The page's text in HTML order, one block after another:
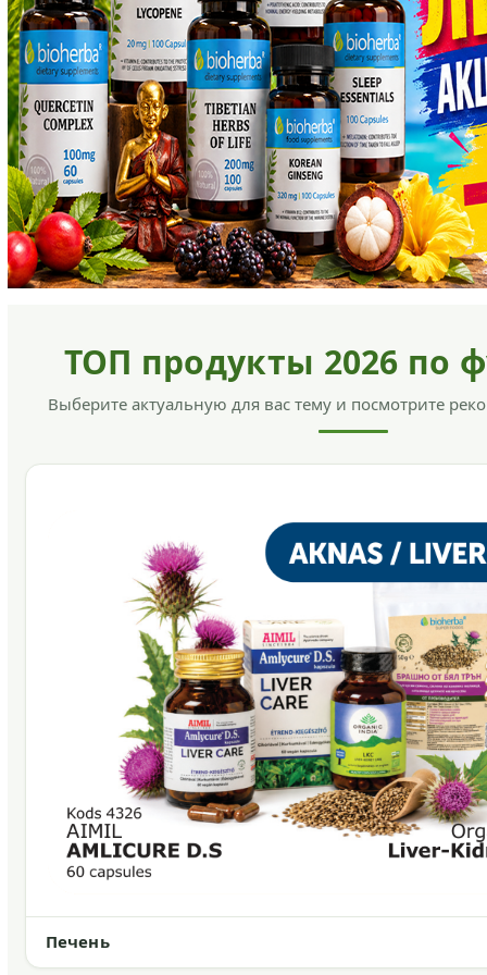
ТОП продукты 2026 по
Выберите актуальную для вас тему и посмотрите
Печень